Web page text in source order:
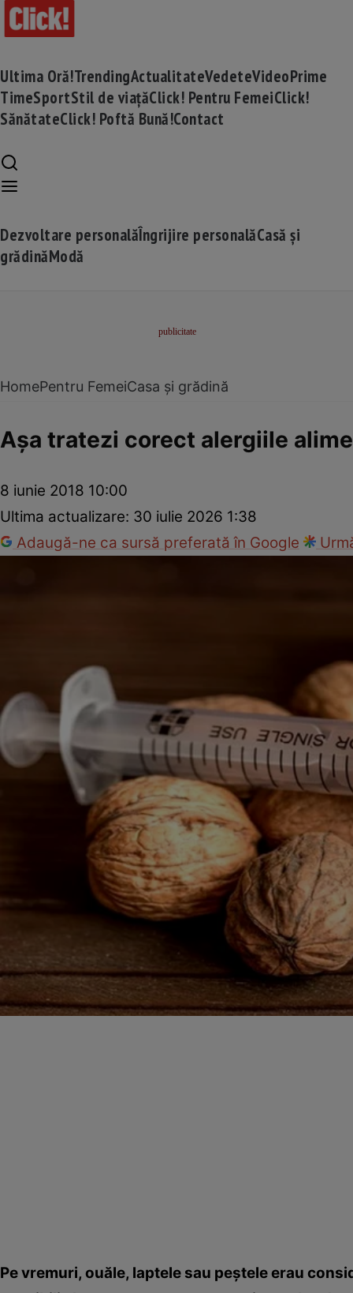
Ultima Oră!TrendingActualitateVedeteVideoPrime
TimeSportStil de viațăClick! Pentru FemeiClick!
SănătateClick! Poftă Bună!Contact
Dezvoltare personalăÎngrijire personalăCasă și
grădinăModă
HomePentru FemeiCasa și grădină
Aşa tratezi corect alergiile
8 iunie 2018 10:00
Ultima actualizare: 30 iulie 2026 1:38
Adaugă-ne ca sursă preferată în Google
Pe vremuri, ouăle, laptele sau peştele erau